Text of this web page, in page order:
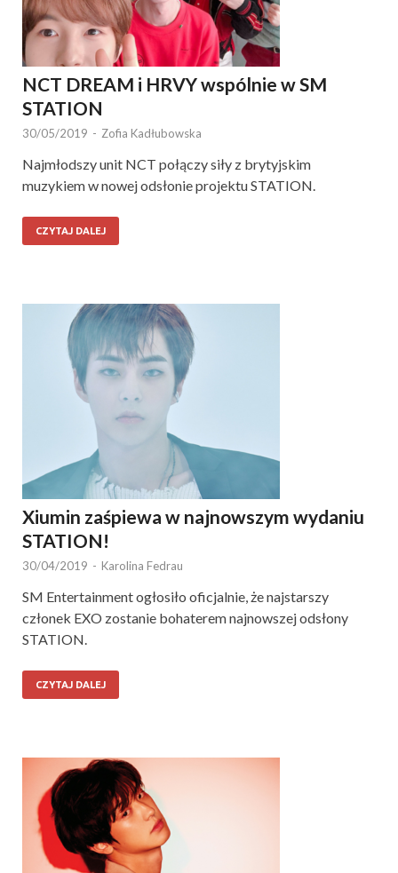
NCT DREAM i HRVY wspólnie w SM
STATION
30/05/2019 - Zofia Kadłubowska
Najmłodszy unit NCT połączy siły z brytyjskim
muzykiem w nowej odsłonie projektu STATION.
CZYTAJ DALEJ
Xiumin zaśpiewa w najnowszym wydaniu
STATION!
30/04/2019 - Karolina Fedrau
SM Entertainment ogłosiło oficjalnie, że najstarszy
członek EXO zostanie bohaterem najnowszej odsłony
STATION.
CZYTAJ DALEJ